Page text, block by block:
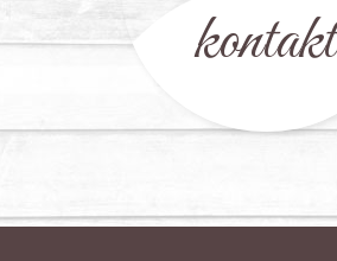
kontakt